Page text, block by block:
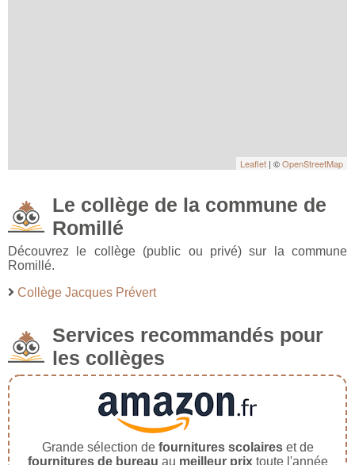
Leaflet | ©OpenStreetMap
Le collège de la commune de
Romillé
Découvrez le collège (public ou privé) sur la commune
Romillé.
Collège Jacques Prévert
Services recommandés pour
les collèges
Grande sélection de fournitures scolaireset de
fournitures de bureau au meilleur prixtoute l'année